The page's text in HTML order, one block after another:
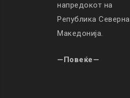
напредокот на
Република Северна
Македонија.
—Повеќе—